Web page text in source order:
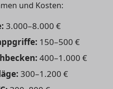
und Kosten:
3.000–8.000 €
150–500 €
400–1.000 €
300–1.200 €